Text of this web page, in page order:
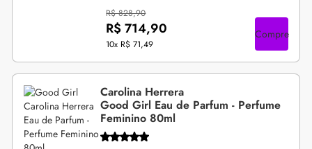
R$ 828,90
R$ 714,90
10x R$ 71,49
Compre
Carolina Herrera
Good Girl Eau de Parfum - Perfume
Feminino 80ml